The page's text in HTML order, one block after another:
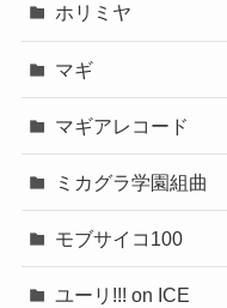
ホリミヤ
マギ
マギアレコード
ミカグラ学園組曲
モブサイコ100
ユーリ!!! on ICE